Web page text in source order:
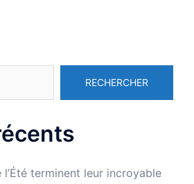
RECHERCHER
l’Été terminent leur incroyable